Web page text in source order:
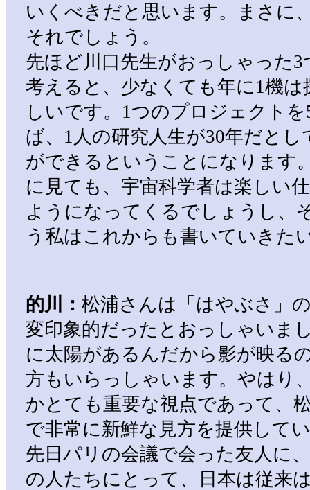
いくべきだと思います。まさに
それでしょう。
先ほど川口先生がおっしゃった
考えると、少なくても年に1機
しいです。1つのプロジェクト
ば、1人の研究人生が30年だと
ができるということになります
に見ても、宇宙科学者は楽しい
ようになってくるでしょうし、
う私はこれからも書いていきた
的川： 松浦さんは「はやぶさ」
変印象的だったとおっしゃいま
に太陽があるんだから影が映る
方もいらっしゃいます。やはり
かとても重要な視点であって、
で非常に新鮮な見方を提供して
先日パリの会議で会った友人に
の人たちにとって、日本は従来